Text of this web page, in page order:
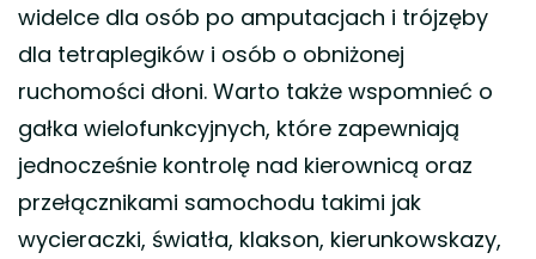
widelce dla osób po amputacjach i trójzęby
dla tetraplegików i osób o obniżonej
ruchomości dłoni. Warto także wspomnieć o
gałka wielofunkcyjnych, które zapewniają
jednocześnie kontrolę nad kierownicą oraz
przełącznikami samochodu takimi jak
wycieraczki, światła, klakson, kierunkowskazy,